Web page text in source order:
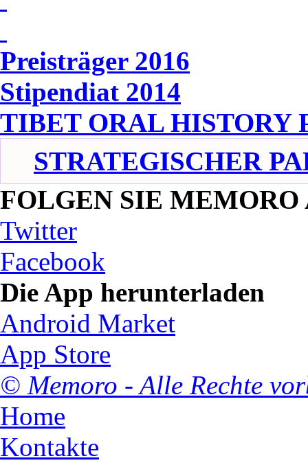
Preisträger 2016
Stipendiat 2014
TIBET ORAL HISTORY
STRATEGISCHER
FOLGEN SIE MEMORO
Twitter
Facebook
Die App herunterladen
Android Market
App Store
© Memoro - Alle Rechte
Home
Kontakte